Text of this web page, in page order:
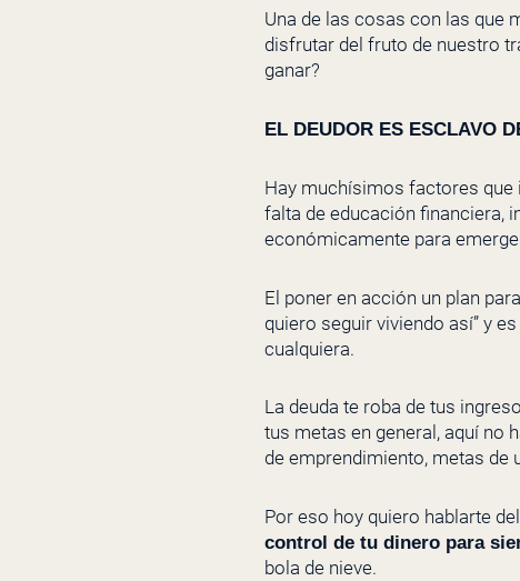
Una de las cosas con las que
disfrutar del fruto de nuestro
ganar?
EL DEUDOR ES ESCLAVO
Hay muchísimos factores que
falta de educación financiera,
económicamente para
El poner en acción un plan
quiero seguir viviendo así” y
cualquiera.
La deuda te roba de tus
tus metas en general, aquí no
de emprendimiento, metas de
Por eso hoy quiero hablarte del
control de tu dinero para
bola de nieve.